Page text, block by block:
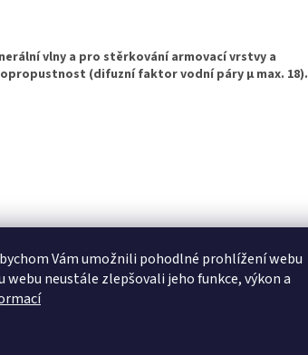
Vám umožnili pohodlné prohlížení webu
webu neustále zlepšovali jeho funkce, výkon a
vlny a pro stěrkování armovací vrstvy a
(difuzní faktor vodní páry μ max. 18).